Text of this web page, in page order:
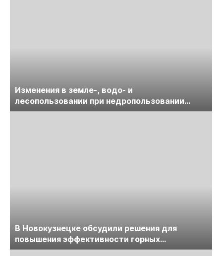
Изменения в земле-, водо- и
лесопользовании при недропользовании
обсудят на семинаре «ПравоТЭК»
В Новокузнецке обсудили решения для
повышения эффективности горных
предприятий